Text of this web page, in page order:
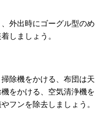
外出時にゴーグル型のめ
しましょう。
除機をかける、布団は天
をかける、空気清浄機を
フンを除去しましょう。